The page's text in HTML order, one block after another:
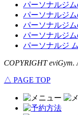
パーソナルジ
パーソナルジ
パーソナルジ
パーソナルジ
パーソナルジ
COPYRIGHT eviGym.
△ PAGE TOP